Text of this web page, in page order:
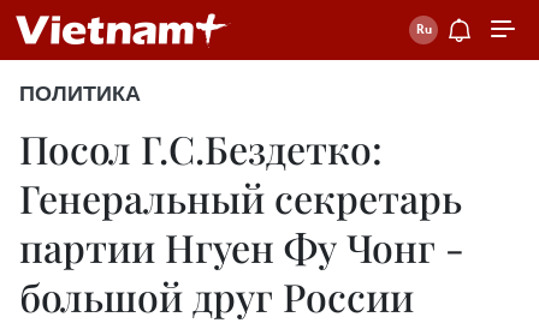
ПОЛИТИКА
Посол Г.С.Бездетко:
Генеральный секретарь
партии Нгуен Фу Чонг -
большой друг России